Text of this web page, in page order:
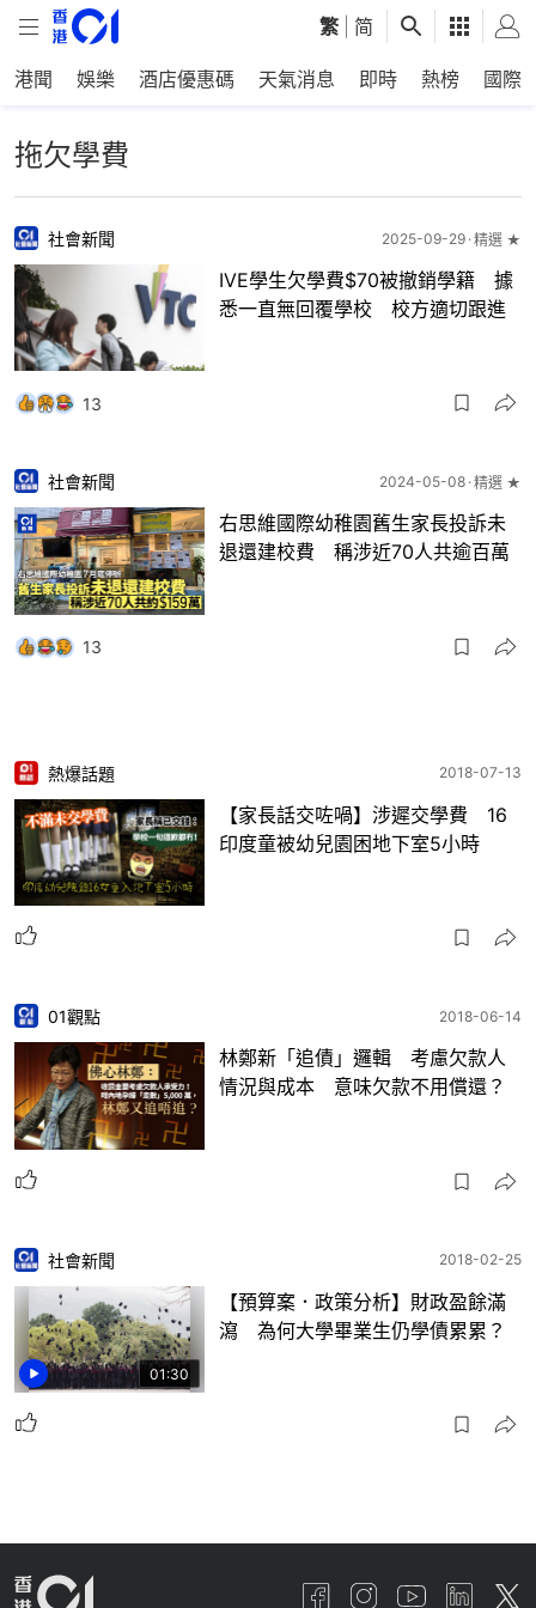
繁 简
港聞 娛樂 酒店優惠碼 天氣消息 即時 熱榜 國際
拖欠學費
社會新聞 2025-09-29 精選 ★
IVE學生欠學費$70被撤銷學籍 據
悉一直無回覆學校 校方適切跟進
13
社會新聞 2024-05-08 精選 ★
右思維國際幼稚園舊生家長投訴未
退還建校費 稱涉近70人共逾百萬
13
熱爆話題 2018-07-13
【家長話交咗喎】涉遲交學費 16
印度童被幼兒園困地下室5小時
01觀點 2018-06-14
林鄭新「追債」邏輯 考慮欠款人
情況與成本 意味欠款不用償還？
01:30
社會新聞 2018-02-25
【預算案．政策分析】財政盈餘滿
瀉 為何大學畢業生仍學債累累？